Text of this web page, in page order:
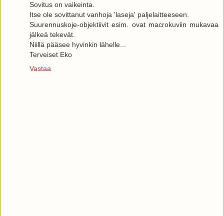
Sovitus on vaikeinta.
Itse ole sovittanut vanhoja 'laseja' paljelaitteeseen.
Suurennuskoje-objektiivit esim. ovat macrokuviin mukavaa
jälkeä tekevät.
Niillä pääsee hyvinkin lähelle...
Terveiset Eko
Vastaa